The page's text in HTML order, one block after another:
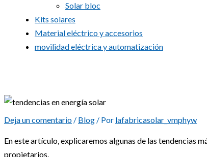
Solar bloc
Kits solares
Material eléctrico y accesorios
movilidad eléctrica y automatización
Deja un comentario / Blog / Por lafabricasolar_vmphyw
En este artículo, explicaremos algunas de las tendencias
propietarios.